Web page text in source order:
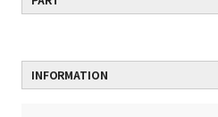
INFORMATION